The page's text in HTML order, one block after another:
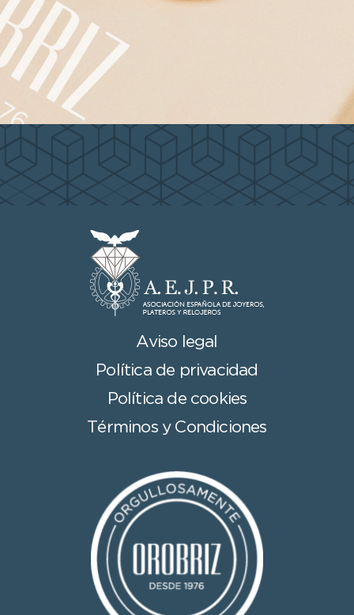
Aviso legal
Política de privacidad
Política de cookies
Términos y Condiciones